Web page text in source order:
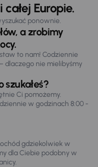
Europie.
ponownie.
a zrobimy
to nam! Codziennie
dlaczego nie mielibyśmy
szukałeś?
Ci pomożemy.
w godzinach 8:00 -
gdziekolwiek w
dla Ciebie podobny w